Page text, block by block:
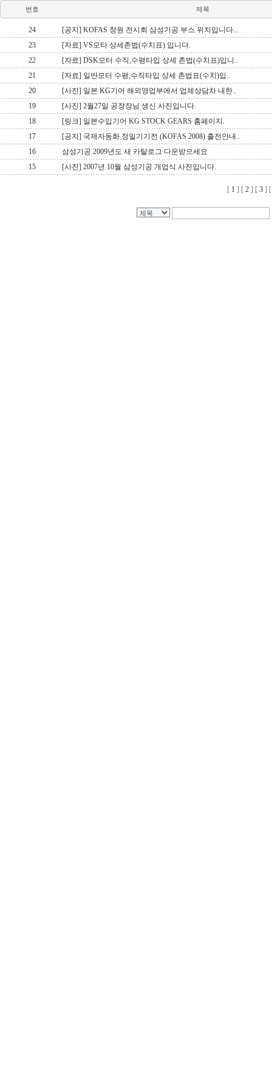
번호 제목
24
[공지] KOFAS 창원 전시회 삼성기공 부스 위치입니다...
23
[자료] VS모타 상세촌법(수치표) 입니다.
22
[자료] DSK모터 수직,수평타입 상세 촌법(수치표)입니..
21
[자료] 일반모터 수평,수직타입 상세 촌법표(수치)입..
20
[사진] 일본 KG기어 해외영업부에서 업체상담차 내한..
19
[사진] 2월27일 공장장님 생신 사진입니다.
18
[링크] 일본수입기어 KG STOCK GEARS 홈페이지.
17
[공지] 국제자동화 정밀기기전 (KOFAS 2008) 출전안내..
16
삼성기공 2009년도 새 카탈로그 다운받으세요
15
[사진] 2007년 10월 삼성기공 개업식 사진입니다.
[ 1 ] [ 2] [ 3]